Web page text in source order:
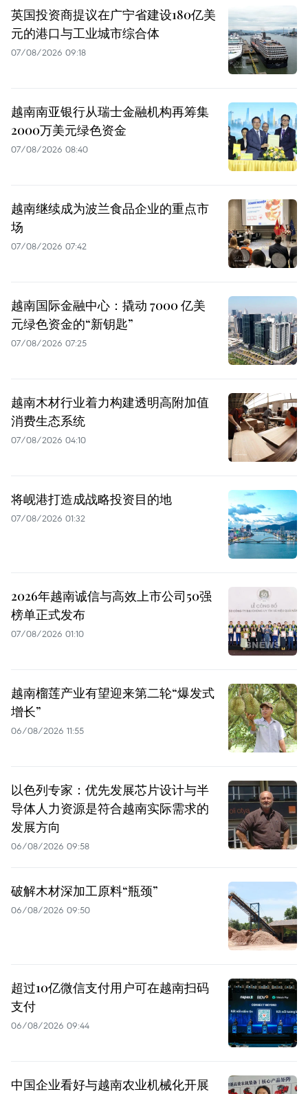
英国投资商提议在广宁省建设180亿美
元的港口与工业城市综合体
07/08/2026 09:18
越南南亚银行从瑞士金融机构再筹集
2000万美元绿色资金
07/08/2026 08:40
越南继续成为波兰食品企业的重点市
场
07/08/2026 07:42
越南国际金融中心：撬动 7000 亿美
元绿色资金的“新钥匙”
07/08/2026 07:25
越南木材行业着力构建透明高附加值
消费生态系统
07/08/2026 04:10
将岘港打造成战略投资目的地
07/08/2026 01:32
2026年越南诚信与高效上市公司50强
榜单正式发布
07/08/2026 01:10
越南榴莲产业有望迎来第二轮“爆发式
增长”
06/08/2026 11:55
以色列专家：优先发展芯片设计与半
导体人力资源是符合越南实际需求的
发展方向
06/08/2026 09:58
破解木材深加工原料“瓶颈”
06/08/2026 09:50
超过10亿微信支付用户可在越南扫码
支付
06/08/2026 09:44
中国企业看好与越南农业机械化开展